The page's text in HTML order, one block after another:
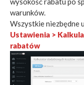
warunków.
Wszystkie niezbędne
Ustawienia >
rabatów